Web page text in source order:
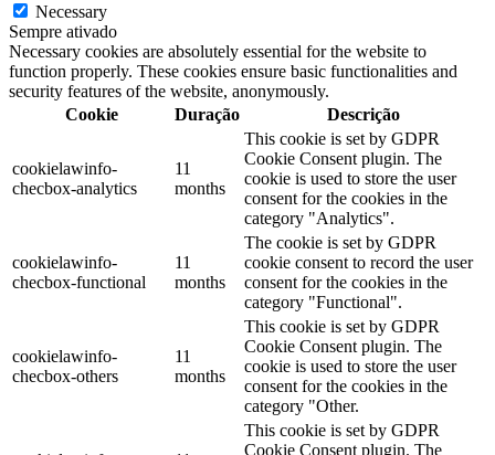
Necessary
Sempre ativado
Necessary cookies are absolutely essential for the website to
function properly. These cookies ensure basic functionalities and
security features of the website, anonymously.
Cookie
Duração Descrição
cookielawinfo-
checbox-analytics
11
months
This cookie is set by GDPR
Cookie Consent plugin. The
cookie is used to store the user
consent for the cookies in the
category "Analytics".
cookielawinfo-
checbox-functional
11
months
The cookie is set by GDPR
cookie consent to record the user
consent for the cookies in the
category "Functional".
cookielawinfo-
checbox-others
11
months
This cookie is set by GDPR
Cookie Consent plugin. The
cookie is used to store the user
consent for the cookies in the
category "Other.
This cookie is set by GDPR
Cookie Consent plugin. The